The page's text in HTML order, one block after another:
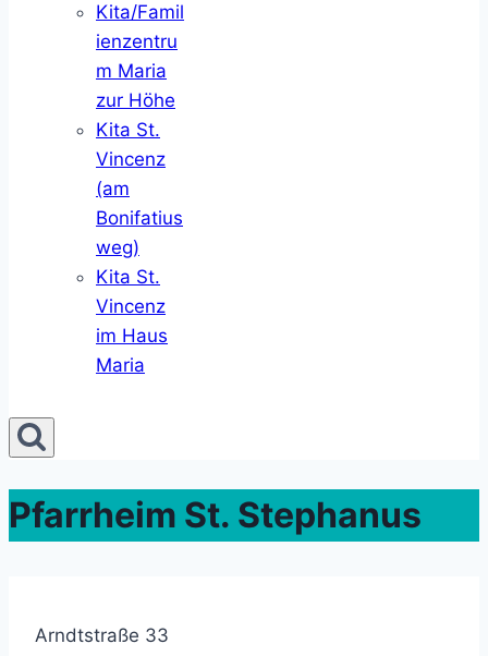
Kita/Famil
ienzentru
m Maria
zur Höhe
Kita St.
Vincenz
(am
Bonifatius
weg)
Kita St.
Vincenz
im Haus
Maria
Pfarrheim St. Stephanus
Arndtstraße 33